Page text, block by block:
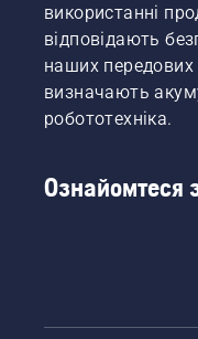
використанні
відповідають
наших передових
визначають
робототехніка.
Ознайомтеся